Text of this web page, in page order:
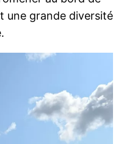
une grande diversité